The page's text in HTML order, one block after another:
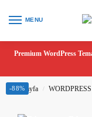
MENU
Premium WordPress
Ana Sayfa /
-88%